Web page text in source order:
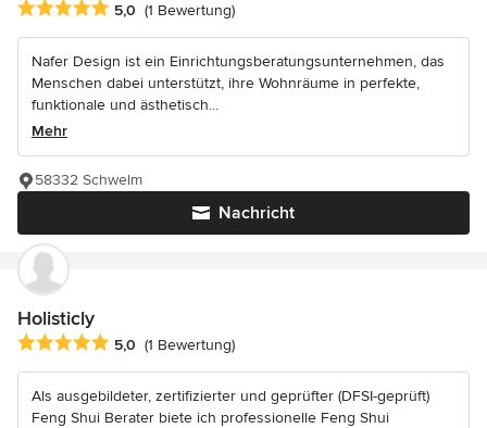
Durchschnittliche Bewertung: 5 von 5 Sternen
5,0 (1 Bewertung)
Nafer Design ist ein Einrichtungsberatungsunternehmen, das
Menschen dabei unterstützt, ihre Wohnräume in perfekte,
funktionale und ästhetisch...
Mehr
Nachricht
58332 Schwelm
Holisticly
Durchschnittliche Bewertung: 5 von 5 Sternen
5,0 (1 Bewertung)
Als ausgebildeter, zertifizierter und geprüfter (DFSI-geprüft)
Feng Shui Berater biete ich professionelle Feng Shui